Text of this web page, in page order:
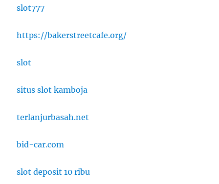
slot777
https://bakerstreetcafe.org/
slot
situs slot kamboja
terlanjurbasah.net
bid-car.com
slot deposit 10 ribu